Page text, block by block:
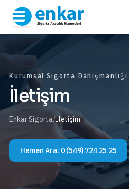
Kurumsal Sigorta Danışmanlığı
İletişim
Enkar Sigorta/İletişim
Hemen Ara: 0 (549) 724 25 25